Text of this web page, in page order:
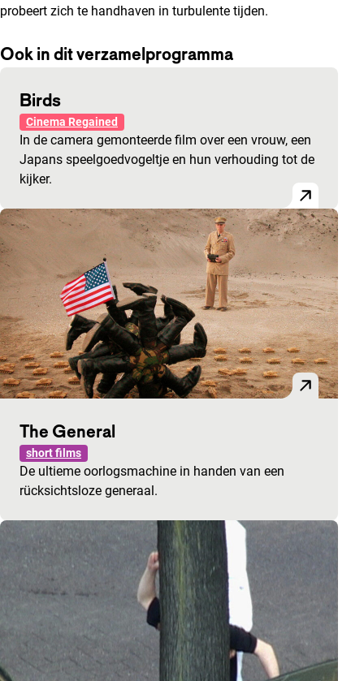
probeert zich te handhaven in turbulente tijden.
Ook in dit verzamelprogramma
Birds
Cinema Regained
In de camera gemonteerde film over een vrouw, een
Japans speelgoedvogeltje en hun verhouding tot de
kijker.
The General
short films
De ultieme oorlogsmachine in handen van een
rücksichtsloze generaal.